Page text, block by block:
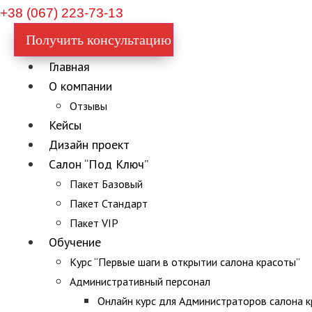
+38 (067) 223-73-13
Получить консультацию
Главная
О компании
Отзывы
Кейсы
Дизайн проект
Салон “Под Ключ”
Пакет Базовый
Пакет Стандарт
Пакет VIP
Обучение
Курс “Первые шаги в открытии салона красоты”
Административный персонал
Онлайн курс для Администраторов салона